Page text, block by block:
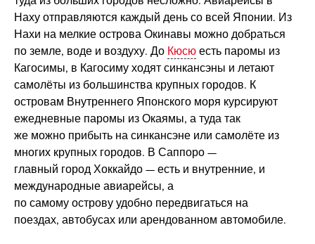
Наху отправляются каждый день со всей Японии. Из
Нахи на мелкие острова Окинавы можно добраться
по земле, воде и воздуху. До Кюсюесть паромы из
Кагосимы, в Кагосиму ходят синкансэны и летают
самолёты из большинства крупных городов. К
островам Внутреннего Японского моря курсируют
ежедневные паромы из Окаямы, а туда так
же можно прибыть на синкансэне или самолёте из
многих крупных городов. В Саппоро —
главный город Хоккайдо — есть и внутренние, и
международные авиарейсы, а
по самому острову удобно передвигаться на
поездах, автобусах или арендованном автомобиле.